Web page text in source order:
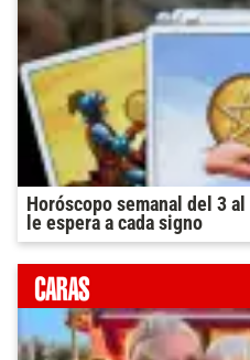
Horóscopo semanal del 3
le espera a cada signo